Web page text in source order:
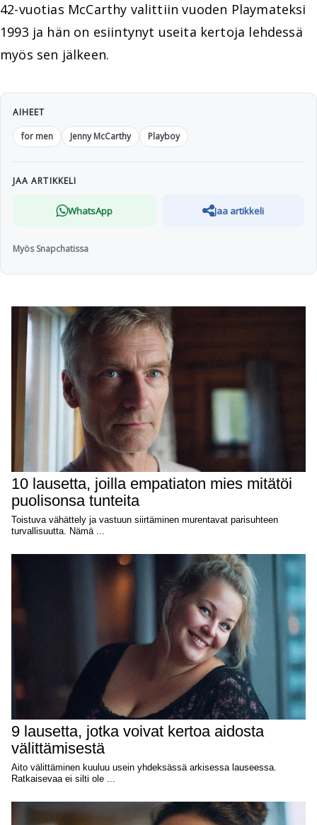
42-vuotias McCarthy valittiin vuoden Playmateksi
1993 ja hän on esiintynyt useita kertoja lehdessä
myös sen jälkeen.
AIHEET
for men
Jenny McCarthy Playboy
JAA ARTIKKELI
WhatsApp Jaa artikkeli
Myös Snapchatissa